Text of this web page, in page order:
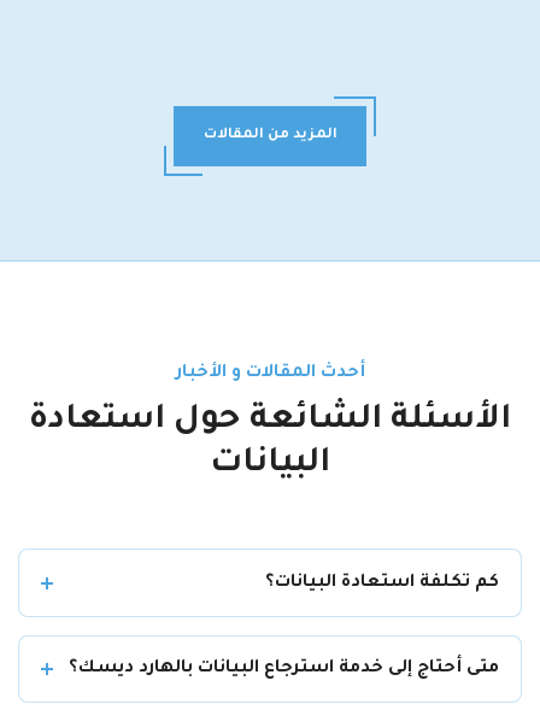
المزيد من المقالات
أحدث المقالات و الأخبار
الأسئلة الشائعة حول استعادة
البيانات
كم تكلفة استعادة البيانات؟
متى أحتاج إلى خدمة استرجاع البيانات بالهارد ديسك؟